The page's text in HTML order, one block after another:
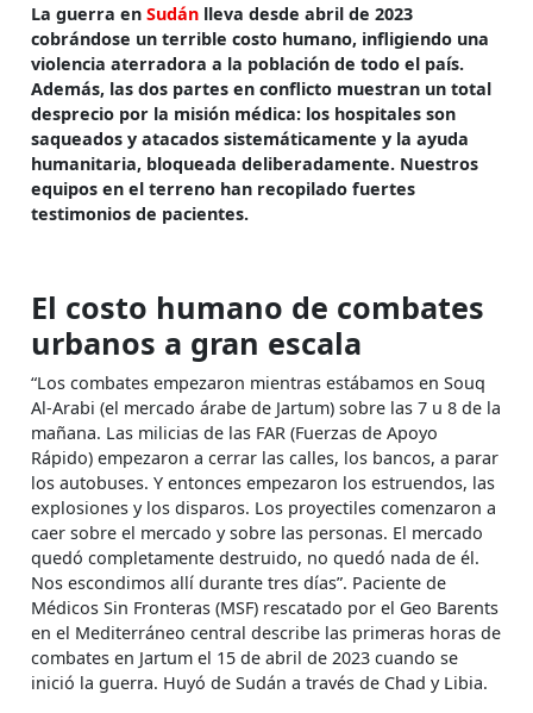
La guerra en Sudán lleva desde abril de 2023
cobrándose un terrible costo humano, infligiendo una
violencia aterradora a la población de todo el país.
Además, las dos partes en conflicto muestran un total
desprecio por la misión médica: los hospitales son
saqueados y atacados sistemáticamente y la ayuda
humanitaria, bloqueada deliberadamente. Nuestros
equipos en el terreno han recopilado fuertes
testimonios de pacientes.
El costo humano de combates
urbanos a gran escala
“Los combates empezaron mientras estábamos en Souq
Al-Arabi (el mercado árabe de Jartum) sobre las 7 u 8 de la
mañana. Las milicias de las FAR (Fuerzas de Apoyo
Rápido) empezaron a cerrar las calles, los bancos, a parar
los autobuses. Y entonces empezaron los estruendos, las
explosiones y los disparos. Los proyectiles comenzaron a
caer sobre el mercado y sobre las personas. El mercado
quedó completamente destruido, no quedó nada de él.
Nos escondimos allí durante tres días”. Paciente de
Médicos Sin Fronteras (MSF) rescatado por el Geo Barents
en el Mediterráneo central describe las primeras horas de
combates en Jartum el 15 de abril de 2023 cuando se
inició la guerra. Huyó de Sudán a través de Chad y Libia.